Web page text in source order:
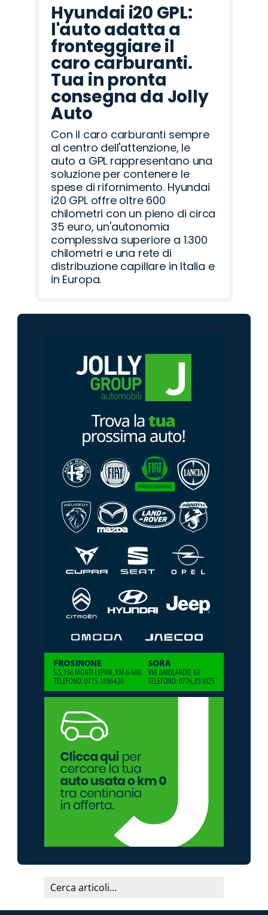
Hyundai i20 GPL:
l'auto adatta a
fronteggiare il
caro carburanti.
Tua in pronta
consegna da Jolly
Auto
Con il caro carburanti sempre
al centro dell'attenzione, le
auto a GPL rappresentano una
soluzione per contenere le
spese di rifornimento. Hyundai
i20 GPL offre oltre 600
chilometri con un pieno di circa
35 euro, un'autonomia
complessiva superiore a 1.300
chilometri e una rete di
distribuzione capillare in Italia e
in Europa.